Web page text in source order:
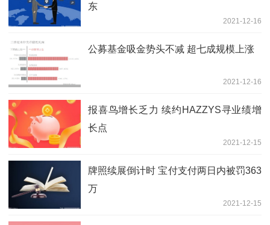
东
2021-12-16
公募基金吸金势头不减 超七成规模上涨
2021-12-16
报喜鸟增长乏力 续约HAZZYS寻业绩增
长点
2021-12-15
牌照续展倒计时 宝付支付两日内被罚363
万
2021-12-15